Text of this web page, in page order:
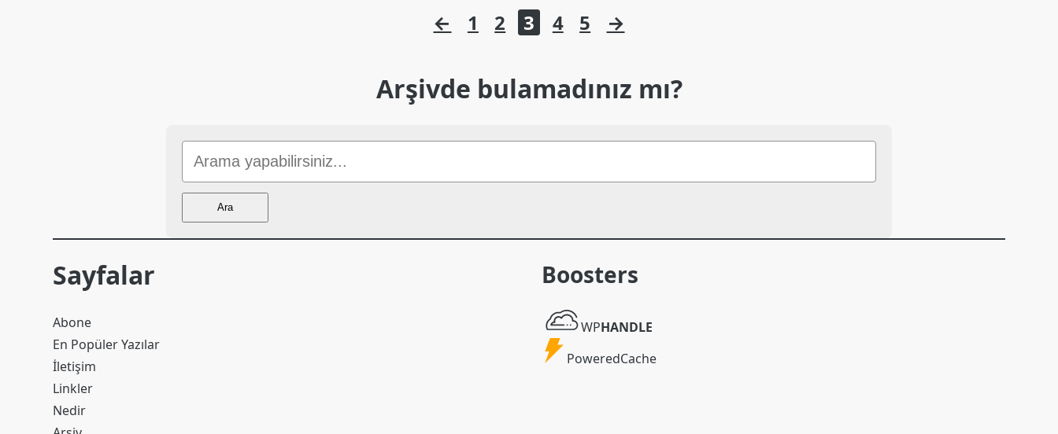
← 1 2 3 4 5 →
Arşivde bulamadınız mı?
Sitede
Ara
Ara
Sayfalar
Abone
En Popüler Yazılar
İletişim
Linkler
Nedir
Boosters
WP
Handle
WPHANDLE
Powered
PoweredCache